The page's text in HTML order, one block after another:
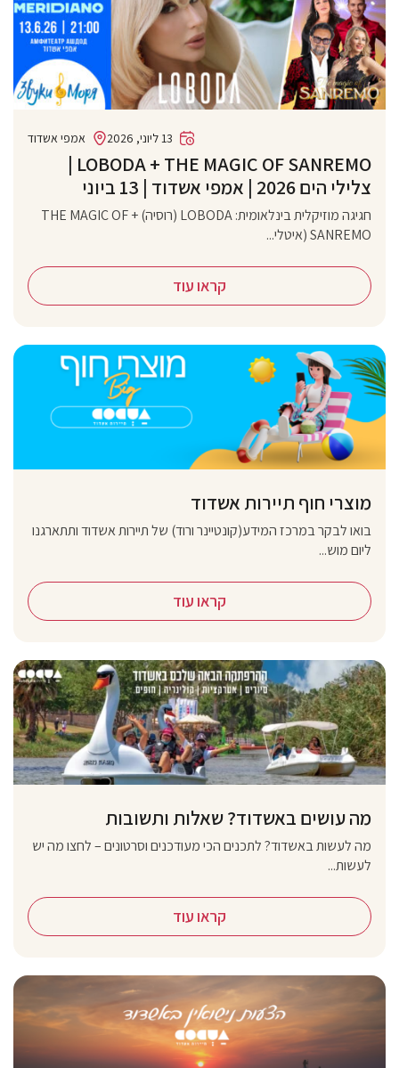
אמפי אשדוד 13 ליוני, 2026
‏LOBODA + THE MAGIC OF SANREMO |
צלילי הים 2026 | אמפי אשדוד | 13 ביוני
חגיגה מוזיקלית בינלאומית: LOBODA (רוסיה) + THE MAGIC OF
SANREMO (איטלי...
קראו עוד
מוצרי חוף תיירות אשדוד
בואו לבקר במרכז המידע(קונטיינר ורוד) של תיירות אשדוד ותתארגנו
ליום מוש...
קראו עוד
מה עושים באשדוד? שאלות ותשובות
מה לעשות באשדוד? לתכנים הכי מעודכנים וסרטונים – לחצו מה יש
לעשות...
קראו עוד